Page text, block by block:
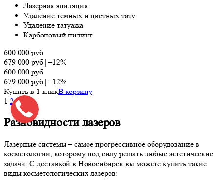
Лазерная эпиляция
Удаление темных и цветных тату
Удаление татуажа
Карбоновый пилинг
600 000 руб
679 000 руб |–12%
600 000 руб
679 000 руб |–12%
Купить в 1 кликВ корзину
1 2 3
Разновидности лазеров
Лазерные системы – самое прогрессивное оборудование в
косметологии, которому под силу решать любые эстетические
задачи. С доставкой в Новосибирск вы можете купить такие
виды косметологических лазеров: